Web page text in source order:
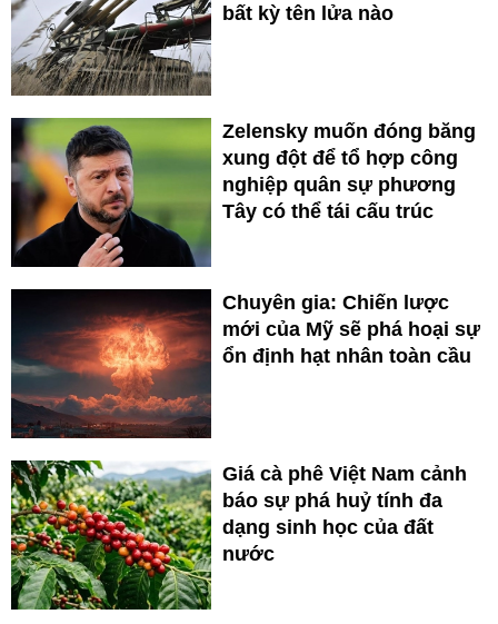
bất kỳ tên lửa nào
Zelensky muốn đóng băng
xung đột để tổ hợp công
nghiệp quân sự phương
Tây có thể tái cấu trúc
Chuyên gia: Chiến lược
mới của Mỹ sẽ phá hoại sự
ổn định hạt nhân toàn cầu
Giá cà phê Việt Nam cảnh
báo sự phá huỷ tính đa
dạng sinh học của đất
nước